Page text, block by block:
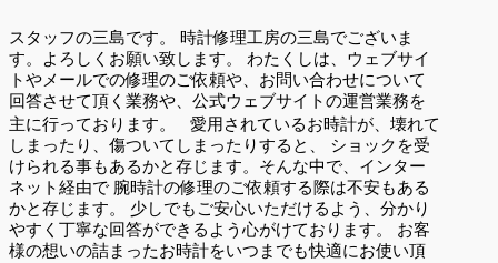
スタッフの三島です。 時計修理工房の三島でございま
す。よろしくお願い致します。 わたくしは、ウェブサイ
トやメールでの修理のご依頼や、お問い合わせについて
回答させて頂く業務や、公式ウェブサイトの運営業務を
主に行っております。 愛用されているお時計が、壊れて
しまったり、傷ついてしまったりすると、 ショックを受
けられる事もあるかと存じます。そんな中で、インター
ネット経由で 腕時計の修理のご依頼する際は不安もある
かと存じます。 少しでもご安心いただけるよう、分かり
やすく丁寧な回答ができるよう心がけております。 お客
様の想いの詰まったお時計をいつまでも快適にお使い頂